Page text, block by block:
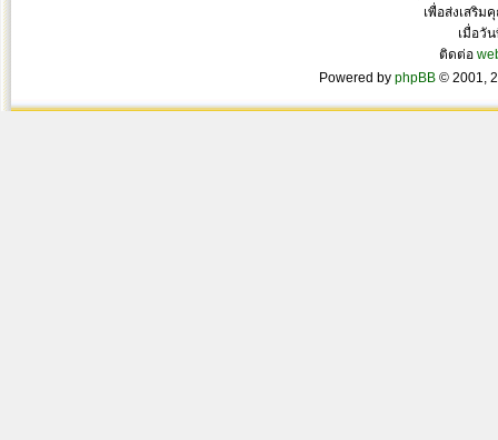
เพื่อส่งเสริม
เมื่อวั
ติดต่อ
Powered by phpBB © 2001,